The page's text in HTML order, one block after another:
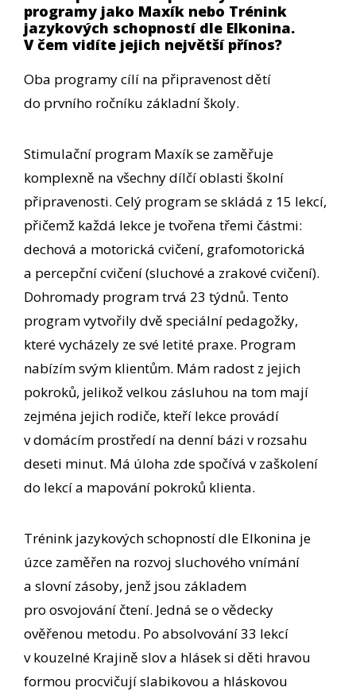
programy jako Maxík nebo Trénink
jazykových schopností dle Elkonina.
V čem vidíte jejich největší přínos?
Oba programy cílí na připravenost dětí
do prvního ročníku základní školy.
Stimulační program Maxík se zaměřuje
komplexně na všechny dílčí oblasti školní
připravenosti. Celý program se skládá z 15 lekcí,
přičemž každá lekce je tvořena třemi částmi:
dechová a motorická cvičení, grafomotorická
a percepční cvičení (sluchové a zrakové cvičení).
Dohromady program trvá 23 týdnů. Tento
program vytvořily dvě speciální pedagožky,
které vycházely ze své letité praxe. Program
nabízím svým klientům. Mám radost z jejich
pokroků, jelikož velkou zásluhou na tom mají
zejména jejich rodiče, kteří lekce provádí
v domácím prostředí na denní bázi v rozsahu
deseti minut. Má úloha zde spočívá v zaškolení
do lekcí a mapování pokroků klienta.
Trénink jazykových schopností dle Elkonina je
úzce zaměřen na rozvoj sluchového vnímání
a slovní zásoby, jenž jsou základem
pro osvojování čtení. Jedná se o vědecky
ověřenou metodu. Po absolvování 33 lekcí
v kouzelné Krajině slov a hlásek si děti hravou
formou procvičují slabikovou a hláskovou